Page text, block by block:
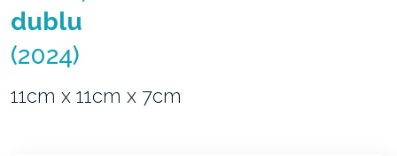
dublu
(2024)
11cm x 11cm x 7cm